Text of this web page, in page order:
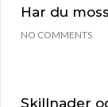
Har du
NO COMMENTS
Skillnader